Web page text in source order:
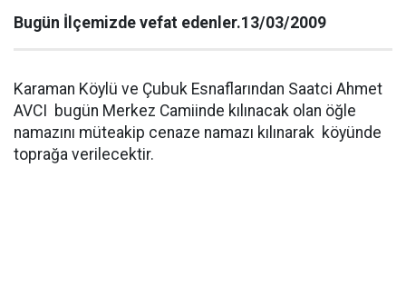
Bugün İlçemizde vefat edenler.13/03/2009
Karaman Köylü ve Çubuk Esnaflarından Saatci Ahmet
AVCI bugün Merkez Camiinde kılınacak olan öğle
namazını müteakip cenaze namazı kılınarak köyünde
toprağa verilecektir.